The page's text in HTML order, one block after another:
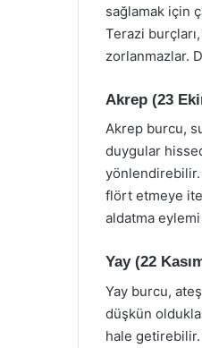
sağlamak için
Terazi
zorlanmazlar.
Akrep (23
Akrep burcu,
duygular
yönlendirebilir.
flört etmeye
aldatma
Yay (22
Yay burcu,
düşkün
hale getirebilir.